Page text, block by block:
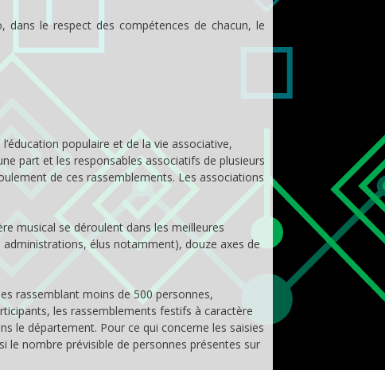
le respect des compétences de chacun, le
populaire et de la vie associative,
part et les responsables associatifs de plusieurs
de ces rassemblements. Les associations
musical se déroulent dans les meilleures
élus notamment), douze axes de
rassemblant moins de 500 personnes,
les rassemblements festifs à caractère
le département. Pour ce qui concerne les saisies
le nombre prévisible de personnes présentes sur